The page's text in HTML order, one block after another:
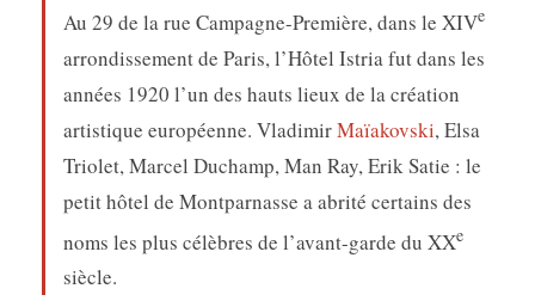
Au 29 de la rue Campagne-Première, dans le XIVe
arrondissement de Paris, l’Hôtel Istria fut dans les
années 1920 l’un des hauts lieux de la création
artistique européenne. VladimirMaïakovski, Elsa
Triolet, Marcel Duchamp, Man Ray, Erik Satie : le
petit hôtel de Montparnasse a abrité certains des
noms les plus célèbres de l’avant-garde du XXe
siècle.